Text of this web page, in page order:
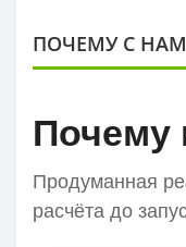
ПОЧЕМУ С
Почему
Продуманная
расчёта до